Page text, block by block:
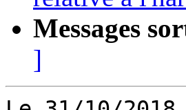
Messages
]